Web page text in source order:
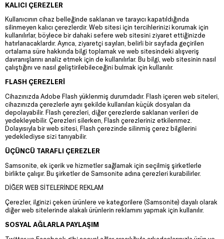
KALICI ÇEREZLER
Kullanıcının cihaz belleğinde saklanan ve tarayıcı kapatıldığında
silinmeyen kalıcı çerezlerdir. Web sitesi için tercihlerinizi korumak için
kullanılırlar, böylece bir dahaki sefere web sitesini ziyaret ettiğinizde
hatırlanacaklardır. Ayrıca, ziyaretçi sayıları, belirli bir sayfada geçirilen
ortalama süre hakkında bilgi toplamak ve web sitesindeki alışveriş
davranışlarını analiz etmek için de kullanılırlar. Bu bilgi, web sitesinin nasıl
çalıştığını ve nasıl geliştirilebileceğini bulmak için kullanılır.
FLASH ÇEREZLERİ
Cihazınızda Adobe Flash yüklenmiş durumdadır. Flash içeren web siteleri,
cihazınızda çerezlerle aynı şekilde kullanılan küçük dosyaları da
depolayabilir. Flash çerezleri, diğer çerezlerde saklanan verileri de
yedekleyebilir. Çerezleri silerken, Flash çerezleriniz etkilenmez.
Dolayısıyla bir web sitesi, Flash çerezinde silinmiş çerez bilgilerini
yedeklediyse sizi tanıyabilir.
ÜÇÜNCÜ TARAFLI ÇEREZLER
Samsonite, ek içerik ve hizmetler sağlamak için seçilmiş şirketlerle
birlikte çalışır. Bu şirketler de Samsonite adına çerezleri kurabilirler.
DİĞER WEB SİTELERİNDE REKLAM
Çerezler, ilginizi çeken ürünlere ve kategorilere (Samsonite) dayalı olarak
diğer web sitelerinde alakalı ürünlerin reklamını yapmak için kullanılır.
SOSYAL AĞLARLA PAYLAŞIM